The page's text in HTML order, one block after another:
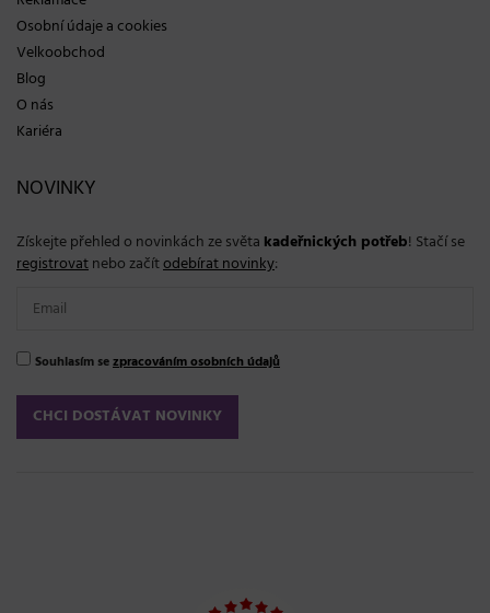
Osobní údaje a cookies
Velkoobchod
Blog
O nás
Kariéra
NOVINKY
Získejte přehled o novinkách ze světa kadeřnických potřeb! Stačí se
registrovatnebo začítodebírat novinky:
Souhlasím sezpracováním osobních údajů